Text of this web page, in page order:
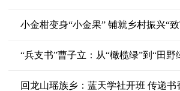
小金柑变身“小金果” 铺就乡村振兴“
“兵支书”曹子立：从“橄榄绿”到“田
回龙山瑶族乡：蓝天学社开班 传递书